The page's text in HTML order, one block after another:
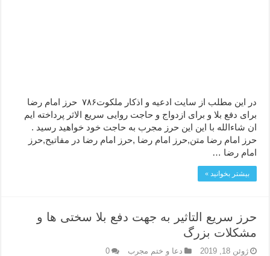
در این مطلب از سایت ادعیه و اذکار ملکوت۷۸۶ حرز امام رضا
برای دفع بلا و برای ازدواج و حاجت روایی سریع الاثر پرداخته ایم
ان شاءالله با این این حرز مجرب به حاجت خود خواهید رسید .
حرز امام رضا متن,حرز امام رضا ,حرز امام رضا در مفاتیح,حرز
امام رضا …
بیشتر بخوانید »
حرز سریع التاثیر به جهت دفع بلا سختی ها و
مشکلات بزرگ
ژوئن 18, 2019 دعا و ختم مجرب 0